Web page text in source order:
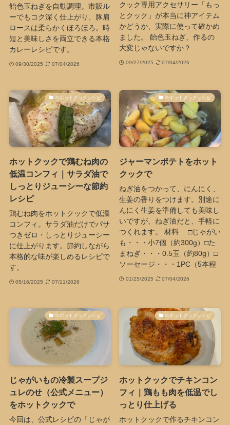
飴色玉ねぎを自動調理。市販ル
ーでもコク深く仕上がり、豚肩
ロースは柔らかくほろほろ。時
短と美味しさを両立できる本格
カレーレシピです。
09/30/2025 07/04/2026
クック専用アクセサリー「もっ
とクック」が本当に神アイテム
かどうか、実際に使って確かめ
ました。 飴色玉ねぎ、作るの
大変じゃないですか？
09/27/2025 07/04/2026
🍲ホットクックレシピ
ホットクックで鶏むね肉の
低温コンフィ｜サラダ油で
しっとりジューシーな節約
レシピ
鶏むね肉をホットクックで低温
コンフィ。サラダ油だけでパサ
つきゼロ・しっとりジューシー
に仕上がります。節約しながら
本格的な味が楽しめるレシピで
す。
05/16/2025 07/11/2026
🍲ホットクックレシピ
ジャーマンポテトをホット
クックで
ねぎ油をつかって、にんにく、
生姜の香りをつけます。別途に
んにく生姜を準備しても美味し
いですが、ねぎ油だと、手軽に
つくれます。 材料 □じゃがい
も・・・小7個（約300g）□た
まねぎ・・・0.5玉（約80g）□
ソーセージ・・・1PC（5本程
01/25/2025 07/04/2026
🍲ホットクックレシピ
じゃがいもの冷製スープジ
ュレのせ（公式メニュー）
をホットクックで
今回は、公式レシピの「じゃが
🍲ホットクックレシピ
ホットクックでチキンコン
フィ｜鶏もも肉を低温でし
っとり仕上げる
ホットクックで作るチキンコン